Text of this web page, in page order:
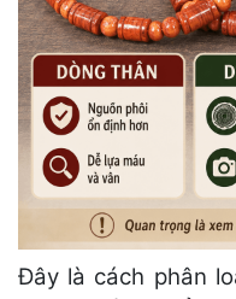
Đây là cách phân